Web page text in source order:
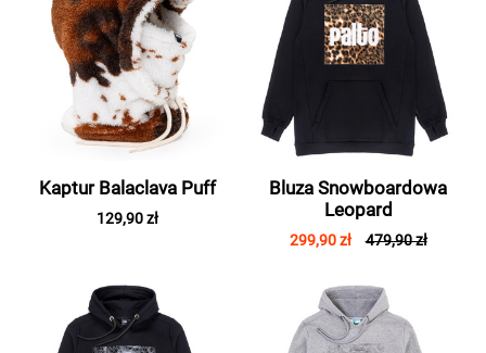
Kaptur Balaclava Puff
129,90 zł
Bluza Snowboardowa
Leopard
299,90 zł 479,90 zł